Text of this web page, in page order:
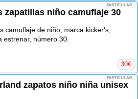
PARTICULAR
zapatillas niño camuflaje 30
camuflaje de niño, marca kicker's,
estrenar, número 30.
30€
PARTICULAR
zapatos niño niña unisex